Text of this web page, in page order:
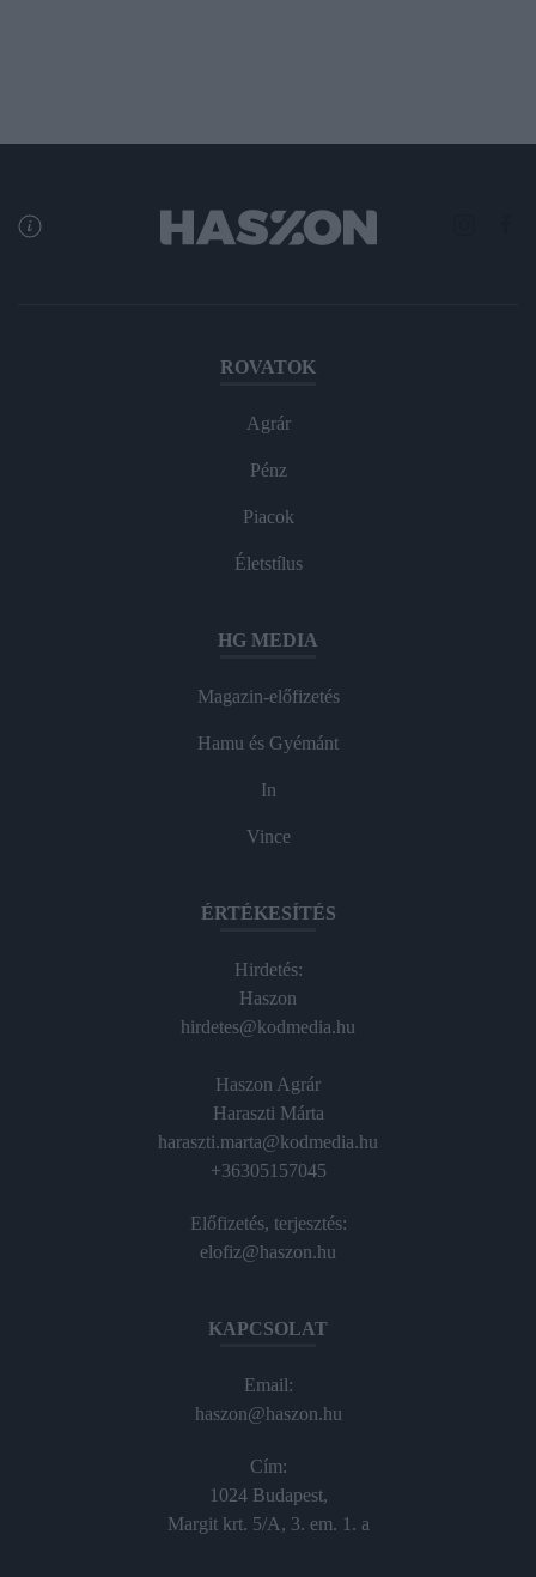
ROVATOK
Agrár
Pénz
Piacok
Életstílus
HG MEDIA
Magazin-előfizetés
Hamu és Gyémánt
In
Vince
ÉRTÉKESÍTÉS
Hirdetés:
Haszon
hirdetes@kodmedia.hu
Haszon Agrár
Haraszti Márta
haraszti.marta@kodmedia.hu
+36305157045
Előfizetés, terjesztés:
elofiz@haszon.hu
KAPCSOLAT
Email:
haszon@haszon.hu
Cím:
1024 Budapest,
Margit krt. 5/A, 3. em. 1. a